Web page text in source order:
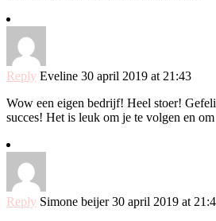
Reply Eveline 30 april 2019 at 21:43
Wow een eigen bedrijf! Heel stoer!
succes! Het is leuk om je te volgen en
Reply Simone beijer 30 april 2019 at